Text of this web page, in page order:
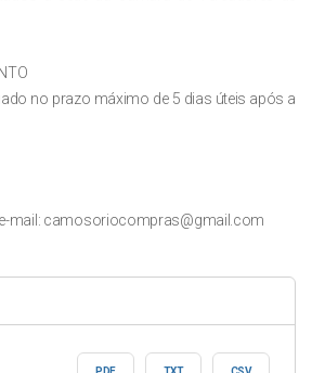
no prazo máximo de 5 dias úteis após a
mail: camosoriocompras@gmail.com